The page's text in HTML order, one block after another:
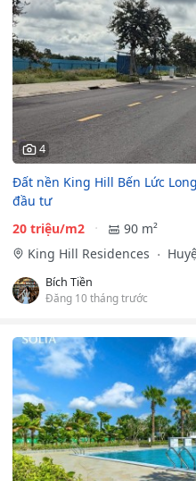
4
Đất nền King Hill Bến Lức
đầu tư
20 triệu/m2
90 m²
King Hill Residences
Bích Tiền
Đăng 10 tháng trước